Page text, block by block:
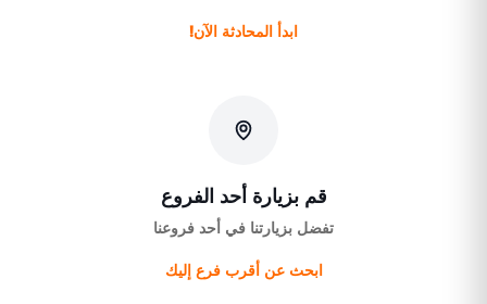
ابدأ المحادثة الآن!
قم بزيارة أحد الفروع
تفضل بزيارتنا في أحد فروعنا
ابحث عن أقرب فرع إليك